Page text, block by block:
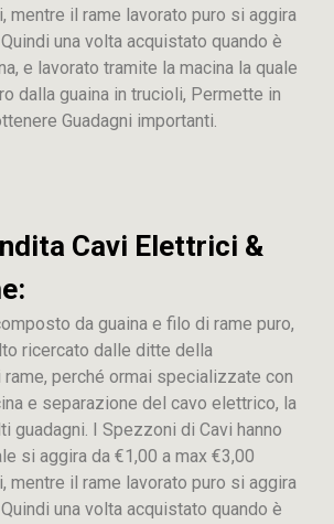
mentre il rame lavorato puro si aggira
una volta acquistato quando è
e lavorato tramite la macina la quale
dalla guaina in trucioli, Permette in
Guadagni importanti.
Cavi Elettrici &
da guaina e filo di rame puro,
ricercato dalle ditte della
perché ormai specializzate con
e separazione del cavo elettrico, la
guadagni. I Spezzoni di Cavi hanno
si aggira da €1,00 a max €3,00
mentre il rame lavorato puro si aggira
una volta acquistato quando è